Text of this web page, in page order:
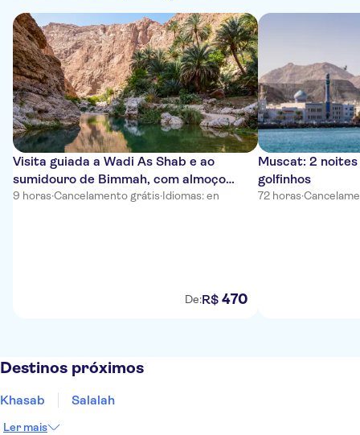
Visita guiada a Wadi As Shab e ao
sumidouro de Bimmah, com almoço
incluído
9 horas·Cancelamento grátis·Idiomas: en
De:R$ 470
Muscat: 2
golfinhos
72 horas·
Destinos próximos
Khasab Salalah
Ler mais